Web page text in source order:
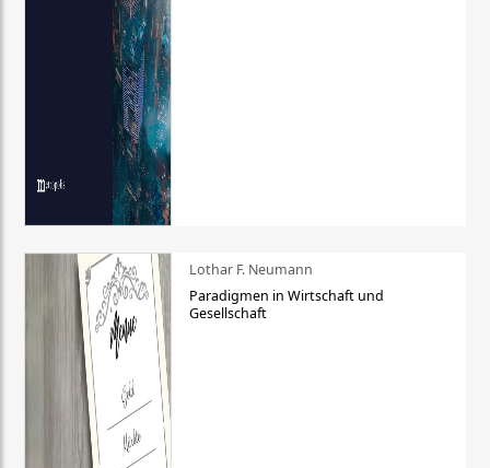
Lothar F. Neumann
Paradigmen in Wirtschaft und
Gesellschaft